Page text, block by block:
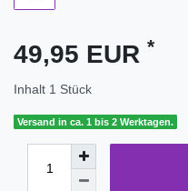
49,95 EUR *
Inhalt 1 Stück
Versand in ca. 1 bis 2 Werktagen.